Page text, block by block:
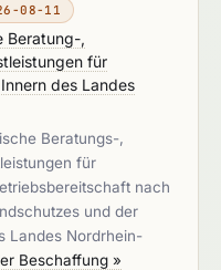
08-11
Beratung-,
für
des Landes
Beratungs-,
für
nach
und der
Landes Nordrhein-
Beschaffung »